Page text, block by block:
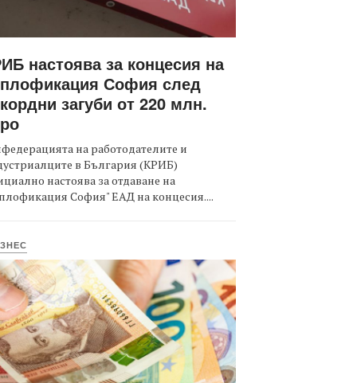
настоява за концесия на
София след
загуби от 220 млн.
на работодателите и
в България (КРИБ)
настоява за отдаване на
София" ЕАД на концесия....